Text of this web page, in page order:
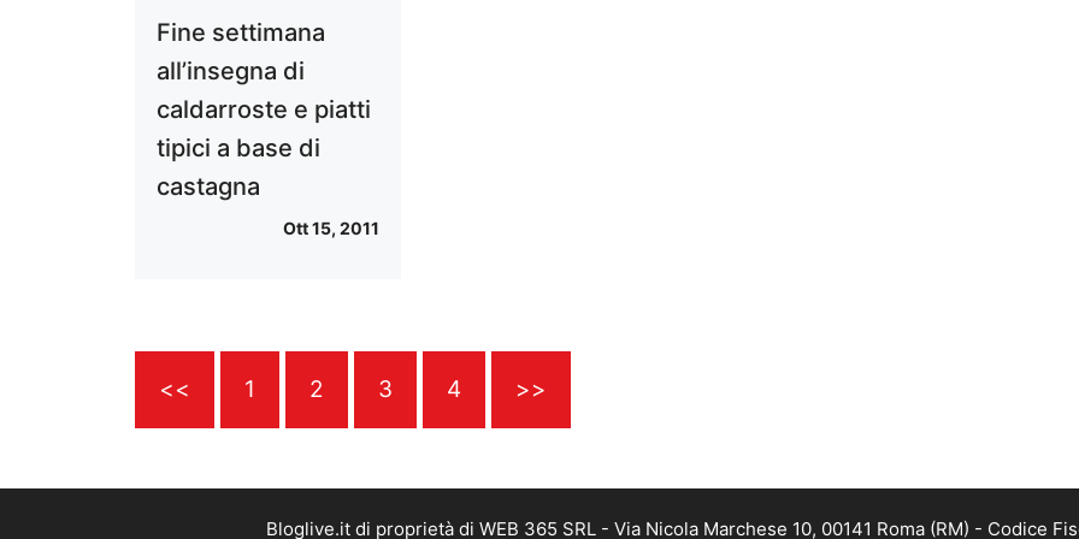
Fine settimana
all’insegna di
caldarroste e piatti
tipici a base di
castagna
Ott 15, 2011
<< 1 2 3 4 >>
Bloglive.it di proprietà di WEB 365 SRL - Via Nicola Marchese 10, 00141 Roma (RM) - Codice